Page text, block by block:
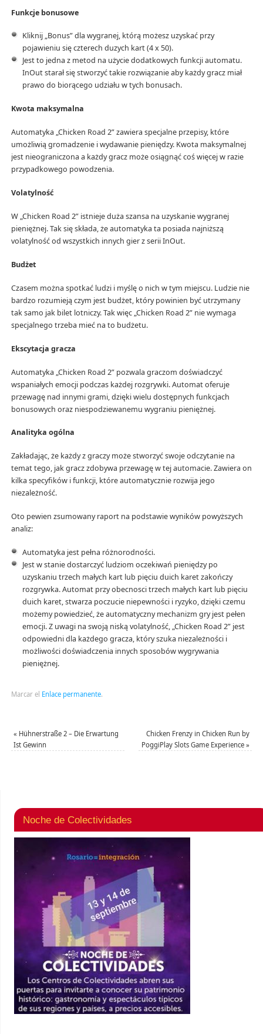
Funkcje bonusowe
Kliknij „Bonus” dla wygranej, którą możesz uzyskać przy
pojawieniu się czterech duzych kart (4 x 50).
Jest to jedna z metod na użycie dodatkowych funkcji automatu.
InOut starał się stworzyć takie rozwiązanie aby każdy gracz miał
prawo do biorącego udziału w tych bonusach.
Kwota maksymalna
Automatyka „Chicken Road 2” zawiera specjalne przepisy, które
umożliwią gromadzenie i wydawanie pieniędzy. Kwota maksymalnej
jest nieograniczona a każdy gracz może osiągnąć coś więcej w razie
przypadkowego powodzenia.
Volatylność
W „Chicken Road 2” istnieje duża szansa na uzyskanie wygranej
pieniężnej. Tak się składa, że automatyka ta posiada najniższą
volatylność od wszystkich innych gier z serii InOut.
Budżet
Czasem można spotkać ludzi i myślę o nich w tym miejscu. Ludzie nie
bardzo rozumieją czym jest budżet, który powinien być utrzymany
tak samo jak bilet lotniczy. Tak więc „Chicken Road 2” nie wymaga
specjalnego trzeba mieć na to budżetu.
Ekscytacja gracza
Automatyka „Chicken Road 2” pozwala graczom doświadczyć
wspaniałych emocji podczas każdej rozgrywki. Automat oferuje
przewagę nad innymi grami, dzięki wielu dostępnych funkcjach
bonusowych oraz niespodziewanemu wygraniu pieniężnej.
Analityka ogólna
Zakładając, że każdy z graczy może stworzyć swoje odczytanie na
temat tego, jak gracz zdobywa przewagę w tej automacie. Zawiera on
kilka specyfików i funkcji, które automatycznie rozwija jego
niezależność.
Oto pewien zsumowany raport na podstawie wyników powyższych
analiz:
Automatyka jest pełna różnorodności.
Jest w stanie dostarczyć ludziom oczekiwań pieniędzy po
uzyskaniu trzech małych kart lub pięciu duich karet zakończy
rozgrywka. Automat przy obecnosci trzech małych kart lub pięciu
duich karet, stwarza poczucie niepewności i ryzyko, dzięki czemu
możemy powiedzieć, że automatyczny mechanizm gry jest pełen
emocji. Z uwagi na swoją niską volatylność, „Chicken Road 2” jest
odpowiedni dla każdego gracza, który szuka niezależności i
możliwości doświadczenia innych sposobów wygrywania
pieniężnej.
Marcar el Enlace permanente.
« Hühnerstraße 2 – Die Erwartung
Ist Gewinn
Chicken Frenzy in Chicken Run by
PoggiPlay Slots Game Experience»
Noche de Colectividades